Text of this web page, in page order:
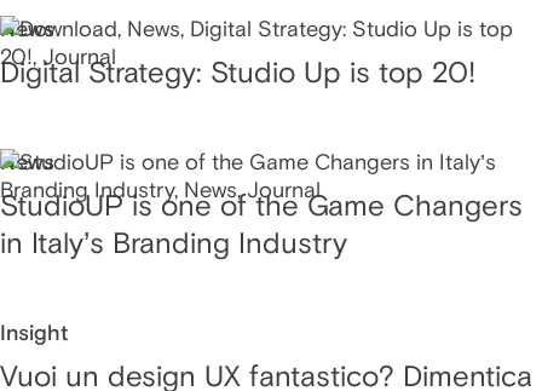
News
Digital Strategy: Studio Up is top 20!
News
StudioUP is one of the Game Changers
in Italy’s Branding Industry
Insight
Vuoi un design UX fantastico? Dimentica